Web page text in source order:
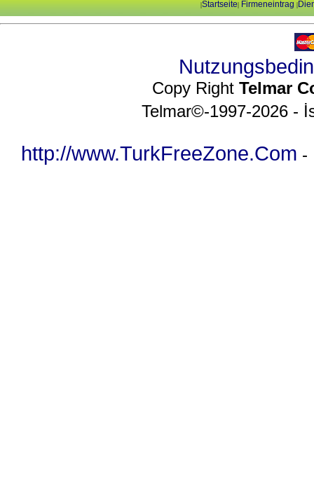
|Startseite| Firmeneintrag |
Copy Right Telmar
Telmar©-1997-2026 -
http://www.TurkFreeZone.Com -